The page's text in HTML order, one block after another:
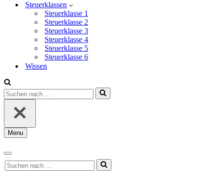
Steuerklassen
Steuerklasse 1
Steuerklasse 2
Steuerklasse 3
Steuerklasse 4
Steuerklasse 5
Steuerklasse 6
Wissen
Suchen
nach …
Menu
Navigationsmenü
Navigationsmenü
Suchen
nach …